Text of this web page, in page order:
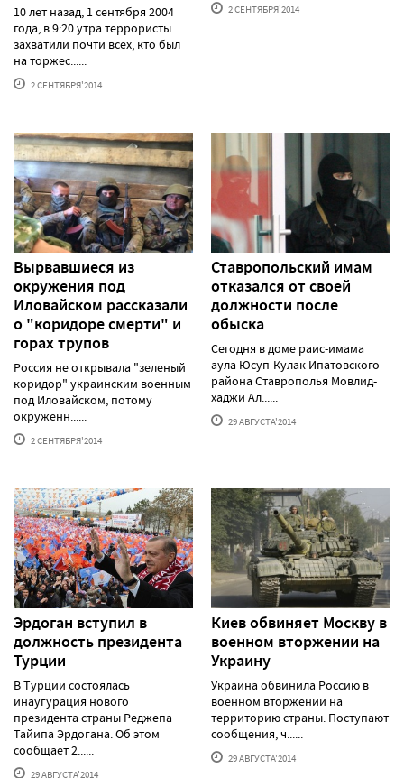
10 лет назад, 1 сентября 2004
года, в 9:20 утра террористы
захватили почти всех, кто был
на торжес......
2 СЕНТЯБРЯ'2014
2 СЕНТЯБРЯ'2014
Вырвавшиеся из
окружения под
Иловайском рассказали
о "коридоре смерти" и
горах трупов
Россия не открывала "зеленый
коридор" украинским военным
под Иловайском, потому
окруженн......
2 СЕНТЯБРЯ'2014
Ставропольский имам
отказался от своей
должности после
обыска
Сегодня в доме раис-имама
аула Юсуп-Кулак Ипатовского
района Ставрополья Мовлид-
хаджи Ал......
29 АВГУСТА'2014
Эрдоган вступил в
должность президента
Турции
В Турции состоялась
инаугурация нового
президента страны Реджепа
Тайипа Эрдогана. Об этом
сообщает 2......
29 АВГУСТА'2014
Киев обвиняет Москву в
военном вторжении на
Украину
Украина обвинила Россию в
военном вторжении на
территорию страны. Поступают
сообщения, ч......
29 АВГУСТА'2014